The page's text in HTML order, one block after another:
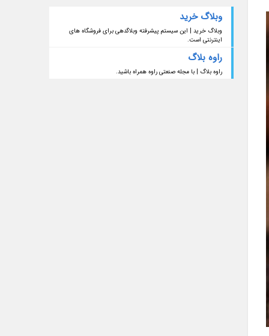
وبلاگ خرید
وبلاگ خرید | این سیستم پیشرفته وبلاگدهی برای فروشگاه های
اینترنتی است.
راوه بلاگ
راوه بلاگ | با مجله صنعتی راوه همراه باشید.